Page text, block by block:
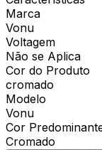
Marca
Vonu
Voltagem
Não se Aplica
Cor do Produto
cromado
Modelo
Vonu
Cor
Cromado